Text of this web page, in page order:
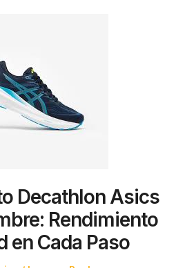
Decathlon Asics
Rendimiento
en Cada Paso